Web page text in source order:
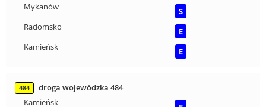
Mykanów
S
Radomsko
E
Kamieńsk
E
484
droga wojewódzka 484
Kamieńsk